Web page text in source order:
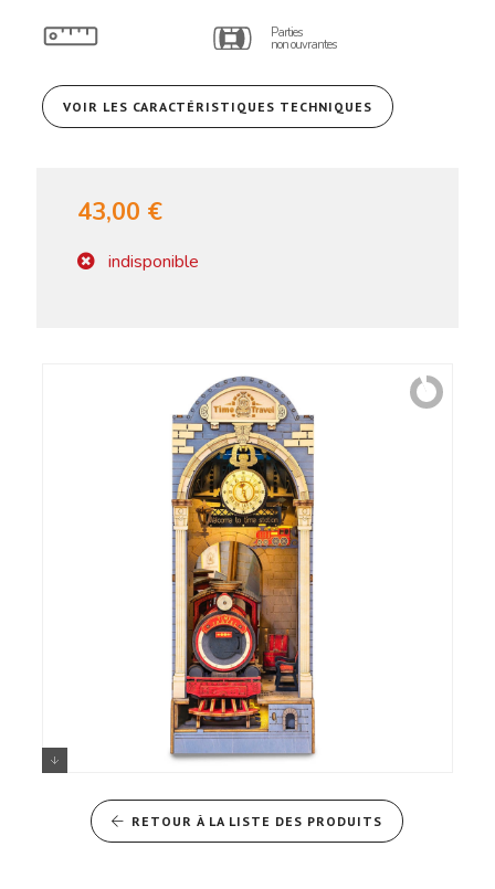
Parties
non ouvrantes
VOIR LES CARACTÉRISTIQUES TECHNIQUES
43,00 €
indisponible
temps
RETOUR À LA LISTE DES PRODUITS